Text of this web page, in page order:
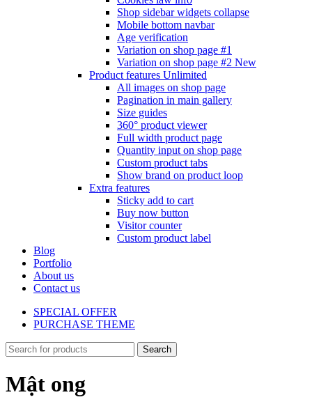
Shop sidebar widgets collapse
Mobile bottom navbar
Age verification
Variation on shop page #1
Variation on shop page #2 New
Product features Unlimited
All images on shop page
Pagination in main gallery
Size guides
360° product viewer
Full width product page
Quantity input on shop page
Custom product tabs
Show brand on product loop
Extra features
Sticky add to cart
Buy now button
Visitor counter
Custom product label
Blog
Portfolio
About us
Contact us
SPECIAL OFFER
PURCHASE THEME
Search
Mật ong